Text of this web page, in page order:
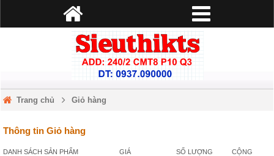
Trang chủ Giỏ hàng
Thông tin Giỏ hàng
DANH SÁCH SẢN PHẨM GIÁ SỐ LƯỢNG CỘNG